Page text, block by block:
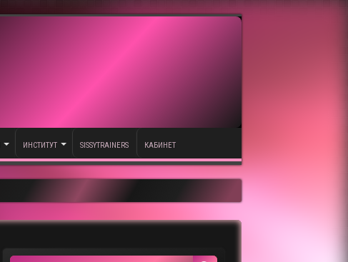
ИНСТИТУТ SISSYTRAINERS КАБИНЕТ